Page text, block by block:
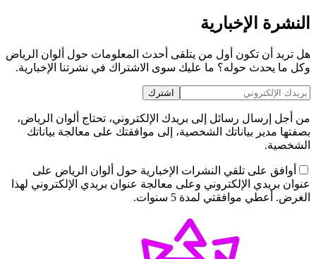
النشرة الإخبارية
هل تريد أن تكون أول من يتلقى أحدث المعلومات حول ألوان الرياض
وكل ما يحدث حوله؟ ما عليك سوى الاشتراك في نشرتنا الإخبارية.
اشترك
من أجل إرسال رسائل إلى بريدك الإلكتروني، تحتاج ألوان الرياض،
بصفتها مدير بياناتك الشخصية، إلى موافقتك على معالجة بياناتك
الشخصية.
أوافق على تلقي النشرات الإخبارية حول ألوان الرياض على
عنوان بريدي الإلكتروني وعلى معالجة عنوان بريدي الإلكتروني لهذا
الغرض. أعطي موافقتي لمدة 5 سنوات.